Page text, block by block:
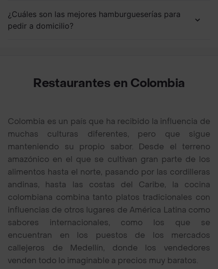
¿Cuáles son las mejores hamburgueserías para
pedir a domicilio?
Restaurantes en Colombia
Colombia es un país que ha recibido la influencia de
muchas culturas diferentes, pero que sigue
manteniendo su propio sabor. Desde el terreno
amazónico en el que se cultivan gran parte de los
alimentos hasta el norte, pasando por las cordilleras
andinas, hasta las costas del Caribe, la cocina
colombiana combina tanto platos tradicionales con
influencias de otros lugares de América Latina como
sabores internacionales, como los que se
encuentran en los puestos de los mercados
callejeros de Medellín, donde los vendedores
venden todo lo imaginable a precios muy baratos.